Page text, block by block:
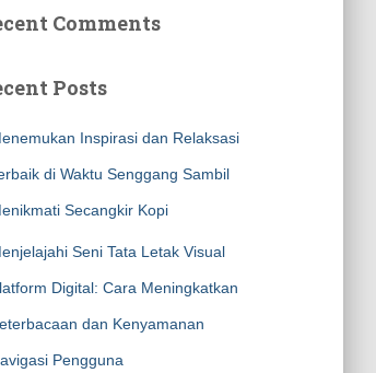
Comments
Posts
Inspirasi dan Relaksasi
di Waktu Senggang Sambil
Secangkir Kopi
Seni Tata Letak Visual
Digital: Cara Meningkatkan
dan Kenyamanan
Pengguna